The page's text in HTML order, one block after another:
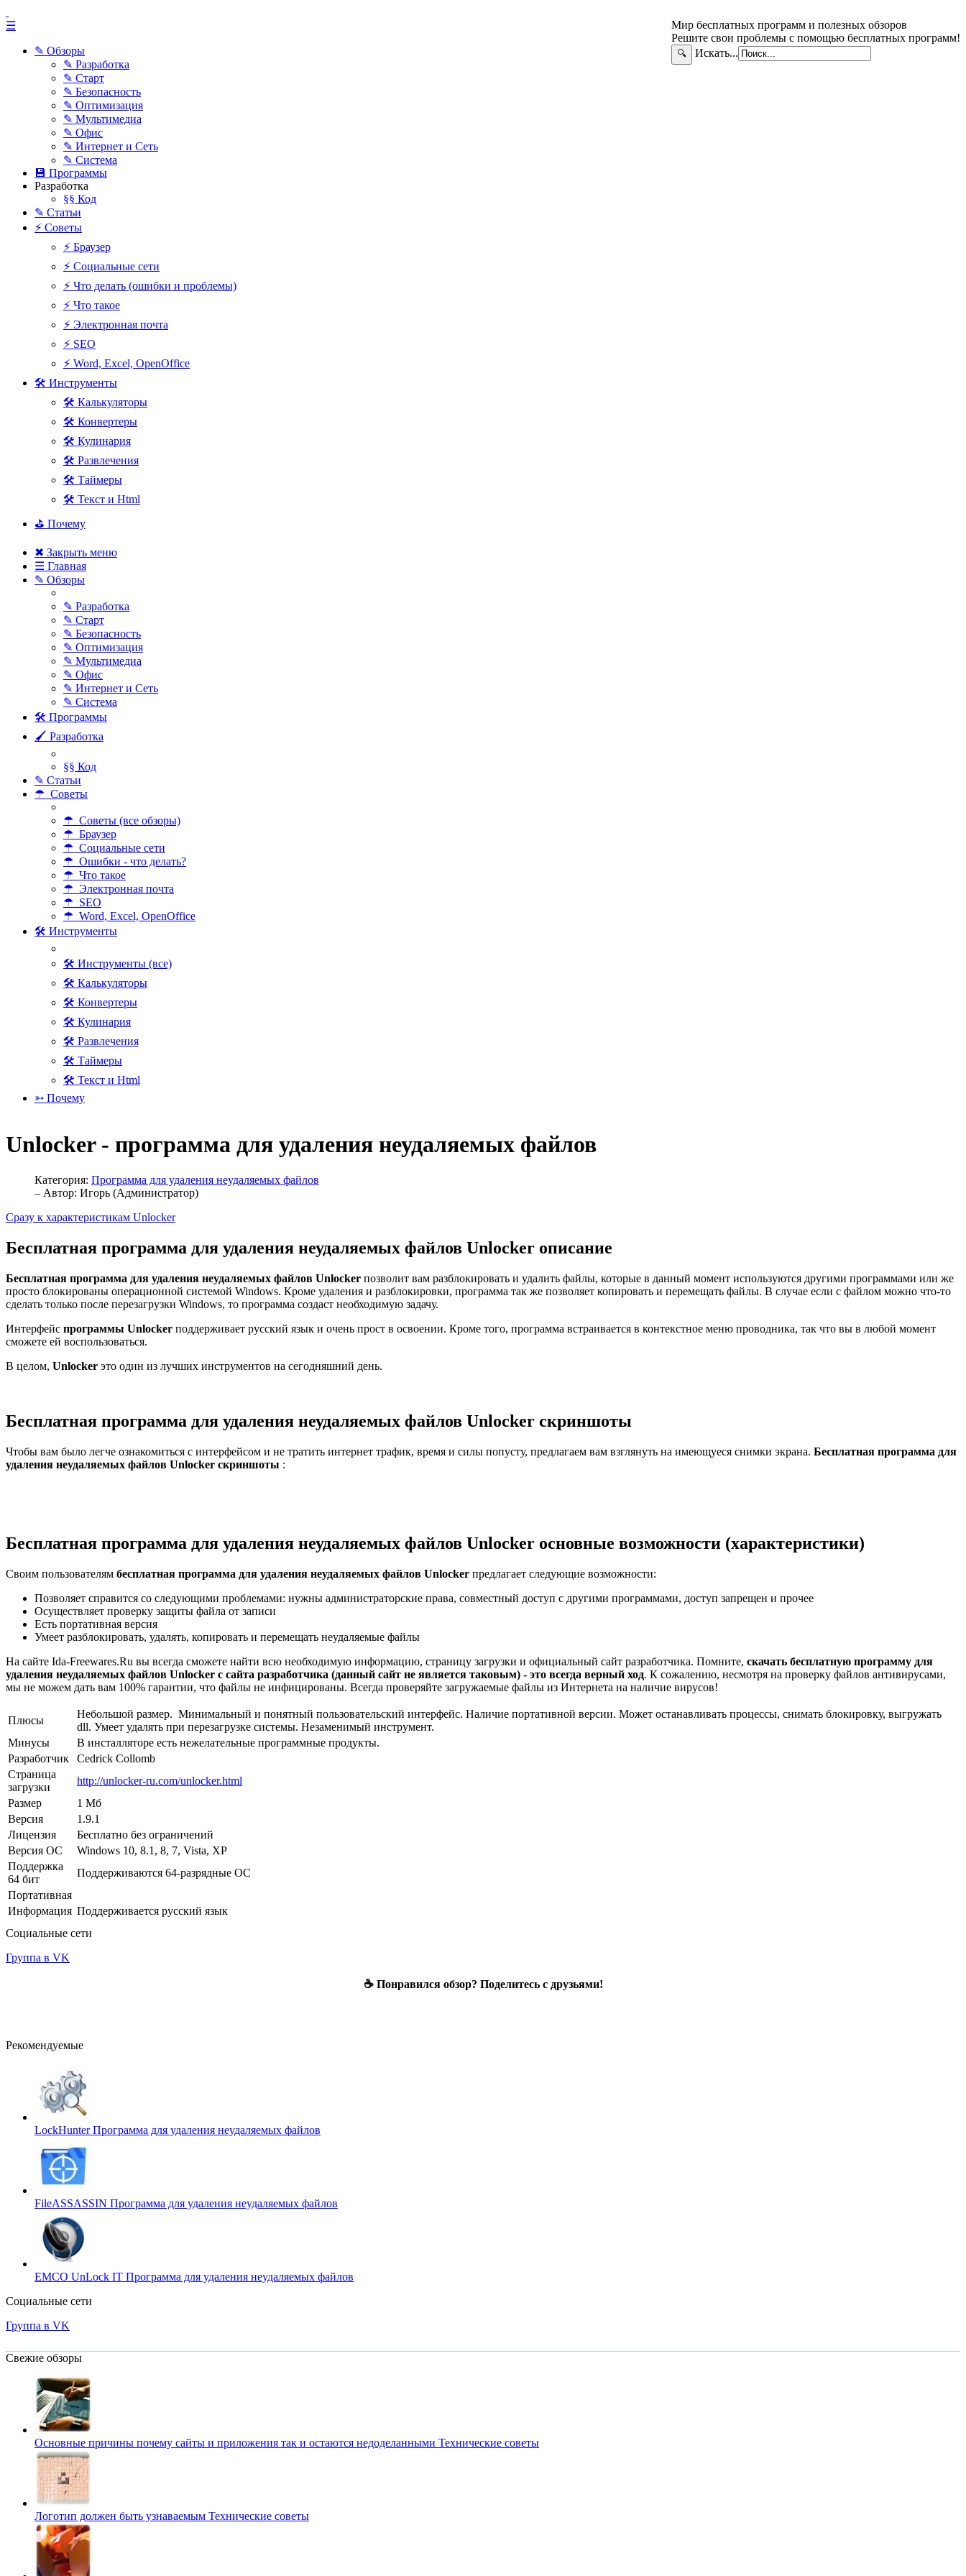
Мир бесплатных программ и полезных обзоров
Решите свои проблемы с помощью бесплатных программ!
🔍 Искать...
☰
✎ Обзоры
✎ Разработка
✎ Старт
✎ Безопасность
✎ Оптимизация
✎ Мультимедиа
✎ Офис
✎ Интернет и Сеть
✎ Система
💾 Программы
Разработка
§§ Код
✎ Статьи
⚡ Советы
⚡ Браузер
⚡ Социальные сети
⚡ Что делать (ошибки и проблемы)
⚡ Что такое
⚡ Электронная почта
⚡ SEO
⚡ Word, Excel, OpenOffice
🛠 Инструменты
🛠 Калькуляторы
🛠 Конвертеры
🛠 Кулинария
🛠 Развлечения
🛠 Таймеры
🛠 Текст и Html
⛳ Почему
✖ Закрыть меню
☰ Главная
✎ Обзоры
✎ Разработка
✎ Старт
✎ Безопасность
✎ Оптимизация
✎ Мультимедиа
✎ Офис
✎ Интернет и Сеть
✎ Система
🛠 Программы
🖌 Разработка
§§ Код
✎ Статьи
☂ Советы
☂ Советы (все обзоры)
☂ Браузер
☂ Социальные сети
☂ Ошибки - что делать?
☂ Что такое
☂ Электронная почта
☂ SEO
☂ Word, Excel, OpenOffice
🛠 Инструменты
🛠 Инструменты (все)
🛠 Калькуляторы
🛠 Конвертеры
🛠 Кулинария
🛠 Развлечения
🛠 Таймеры
🛠 Текст и Html
➳ Почему
Unlocker - программа для удаления неудаляемых файлов
Категория: Программа для удаления неудаляемых файлов
– Автор: Игорь (Администратор)
Сразу к характеристикам Unlocker
Бесплатная программа для удаления неудаляемых файлов Unlocker описание
Бесплатная программа для удаления неудаляемых файлов Unlocker позволит вам разблокировать и удалить файлы, которые в данный момент используются другими программами или же
просто блокированы операционной системой Windows. Кроме удаления и разблокировки, программа так же позволяет копировать и перемещать файлы. В случае если с файлом можно что-то
сделать только после перезагрузки Windows, то программа создаст необходимую задачу.
Интерфейс программы Unlocker поддерживает русский язык и очень прост в освоении. Кроме того, программа встраивается в контекстное меню проводника, так что вы в любой момент
сможете ей воспользоваться.
В целом, Unlocker это один из лучших инструментов на сегодняшний день.
Бесплатная программа для удаления неудаляемых файлов Unlocker скриншоты
Чтобы вам было легче ознакомиться с интерфейсом и не тратить интернет трафик, время и силы попусту, предлагаем вам взглянуть на имеющуеся снимки экрана. Бесплатная программа для
удаления неудаляемых файлов Unlocker скриншоты :
Бесплатная программа для удаления неудаляемых файлов Unlocker основные возможности (характеристики)
Своим пользователям бесплатная программа для удаления неудаляемых файлов Unlocker предлагает следующие возможности:
Позволяет справится со следующими проблемами: нужны администраторские права, совместный доступ с другими программами, доступ запрещен и прочее
Осуществляет проверку защиты файла от записи
Есть портативная версия
Умеет разблокировать, удалять, копировать и перемещать неудаляемые файлы
На сайте Ida-Freewares.Ru вы всегда сможете найти всю необходимую информацию, страницу загрузки и официальный сайт разработчика. Помните, скачать бесплатную программу для
удаления неудаляемых файлов Unlocker с сайта разработчика (данный сайт не является таковым) - это всегда верный ход. К сожалению, несмотря на проверку файлов антивирусами,
мы не можем дать вам 100% гарантии, что файлы не инфицированы. Всегда проверяйте загружаемые файлы из Интернета на наличие вирусов!
Плюсы
Небольшой размер. Минимальный и понятный пользовательский интерфейс. Наличие портативной версии. Может останавливать процессы, снимать блокировку, выгружать
dll. Умеет удалять при перезагрузке системы. Незаменимый инструмент.
Минусы
В инсталляторе есть нежелательные программные продукты.
Разработчик
Cedrick Collomb
Страница
загрузки
http://unlocker-ru.com/unlocker.html
Размер
1 Мб
Версия
1.9.1
Лицензия
Бесплатно без ограничений
Версия ОС
Windows 10, 8.1, 8, 7, Vista, XP
Поддержка
64 бит
Поддерживаются 64-разрядные ОС
Портативная
Информация Поддерживается русский язык
Социальные сети
Группа в VK
☕ Понравился обзор? Поделитесь с друзьями!
Рекомендуемые
LockHunterПрограмма для удаления неудаляемых файлов
FileASSASSIN Программа для удаления неудаляемых файлов
EMCO UnLock IT Программа для удаления неудаляемых файлов
Социальные сети
Группа в VK
Свежие обзоры
Основные причины почему сайты и приложения так и остаются недоделанными Технические советы
Логотип должен быть узнаваемым Технические советы